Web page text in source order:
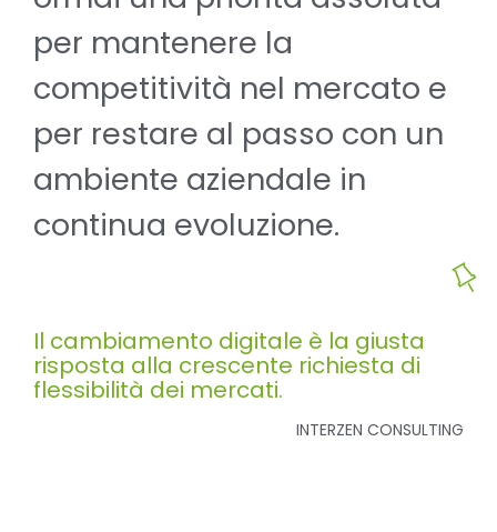
per mantenere la
competitività nel mercato e
per restare al passo con un
ambiente aziendale in
continua evoluzione.
Il cambiamento digitale è la giusta
risposta alla crescente richiesta di
flessibilità dei mercati.
INTERZEN CONSULTING